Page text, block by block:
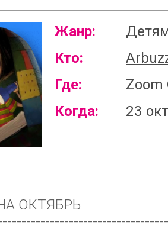
Жанр:
Кто:
Где:
Zoom
Когда:
23
ОКТЯБРЬ